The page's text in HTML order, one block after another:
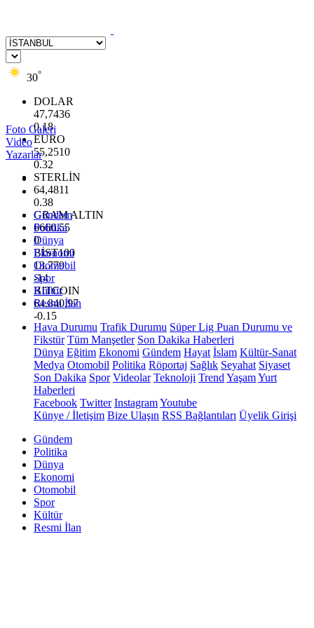
30°
DOLAR
47,7436
0.18
EURO
55,2510
0.32
STERLİN
64,4811
0.38
GRAM ALTIN
6660.55
0
BİST100
13.779
-14
BITCOIN
64.840,97
-0.15
Foto Galeri
Video
Yazarlar
Gündem
Politika
Dünya
Ekonomi
Otomobil
Spor
Kültür
Resmi İlan
Hava Durumu Trafik Durumu Süper Lig Puan Durumu ve
Fikstür Tüm Manşetler Son Dakika Haberleri
Dünya Eğitim Ekonomi Gündem Hayat İslam Kültür-Sanat
Medya Otomobil Politika Röportaj Sağlık Seyahat Siyaset
Son Dakika Spor Videolar Teknoloji Trend YaşamYurt
Haberleri
Facebook Twitter InstagramYoutube
Künye / İletişim Bize Ulaşın RSS Bağlantıları Üyelik Girişi
Gündem
Politika
Dünya
Ekonomi
Otomobil
Spor
Kültür
Resmi İlan